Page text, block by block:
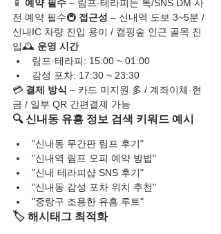
📱 예약 필수 – 림프·테라피는 톡/SNS DM 사
전 예약 필수🚇 접근성 – 신내역 도보 3~5분 /
신내IC 차량 진입 용이 / 캠핑숲 인근 골목 진
입🕰️ 운영 시간
림프·테라피: 15:00 ~ 01:00
감성 포차: 17:30 ~ 23:30
💳 결제 방식 – 카드 미지원 多 / 계좌이체·현
금 / 일부 QR 간편결제 가능
🔍 신내동 유흥 정보 검색 키워드 예시
"신내동 무간판 림프 후기"
"신내역 림프 오피 예약 방법"
"신내 테라피샵 SNS 후기"
"신내동 감성 포차 위치 추천"
"중랑구 조용한 유흥 루트"
🏷️ 해시태그 최적화